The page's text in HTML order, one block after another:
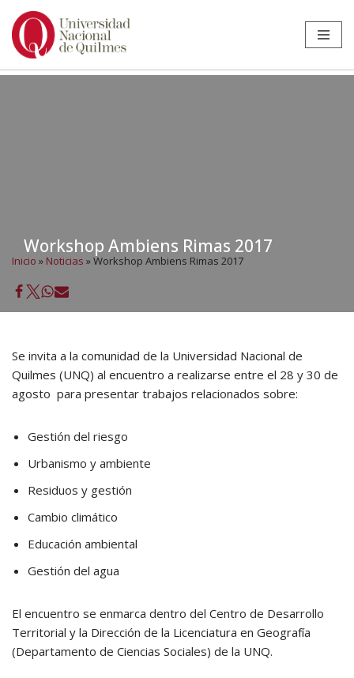
Ir
Workshop Ambiens Rimas 2017
Inicio » Noticias »Workshop Ambiens Rimas 2017
Se invita a la comunidad de la Universidad Nacional de
Quilmes (UNQ) al encuentro a realizarse entre el 28 y 30 de
agosto para presentar trabajos relacionados sobre:
Gestión del riesgo
Urbanismo y ambiente
Residuos y gestión
Cambio climático
Educación ambiental
Gestión del agua
El encuentro se enmarca dentro del Centro de Desarrollo
Territorial y la Dirección de la Licenciatura en Geografía
(Departamento de Ciencias Sociales) de la UNQ.